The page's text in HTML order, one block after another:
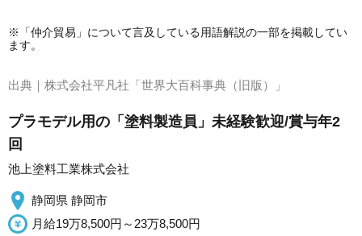
※「仲介貿易」について言及している用語解説の一部を掲載してい
ます。
出典｜ 株式会社平凡社「世界大百科事典（旧版）」
プラモデル用の「塗料製造員」未経験歓迎/賞与年2
回
池上塗料工業株式会社
静岡県 静岡市
月給19万8,500円～23万8,500円